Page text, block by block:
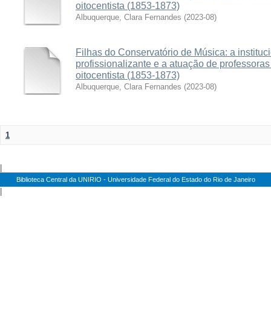
oitocentista (1853-1873)
Albuquerque, Clara Fernandes (2023-08)
Filhas do Conservatório de Música: a
profissionalizante e a atuação de
oitocentista (1853-1873)
Albuquerque, Clara Fernandes (2023-08)
1
Biblioteca Central da UNIRIO - Universidade Federal do Estado do Rio de Janeiro